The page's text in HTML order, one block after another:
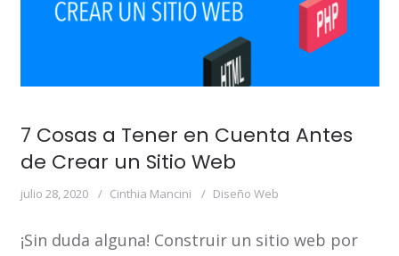
7 Cosas a Tener en Cuenta Antes
de Crear un Sitio Web
julio 28, 2020 Cinthia Mancini Diseño Web
¡Sin duda alguna! Construir un sitio web por